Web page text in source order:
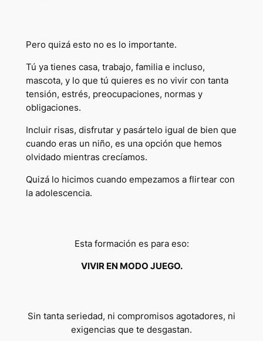
Pero quizá esto no es lo importante.
Tú ya tienes casa, trabajo, familia e incluso,
mascota, y lo que tú quieres es no vivir con tanta
tensión, estrés, preocupaciones, normas y
obligaciones.
Incluir risas, disfrutar y pasártelo igual de bien que
cuando eras un niño, es una opción que hemos
olvidado mientras crecíamos.
Quizá lo hicimos cuando empezamos a flirtear con
la adolescencia.
Esta formación es para eso:
VIVIR EN MODO JUEGO.
Sin tanta seriedad, ni compromisos agotadores, ni
exigencias que te desgastan.